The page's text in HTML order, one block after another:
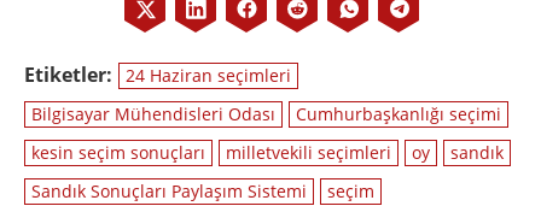
Etiketler:
24 Haziran seçimleri
Bilgisayar Mühendisleri Odası
Cumhurbaşkanlığı seçimi
kesin seçim sonuçları
milletvekili seçimleri oy
sandık
Sandık Sonuçları Paylaşım Sistemi
seçim